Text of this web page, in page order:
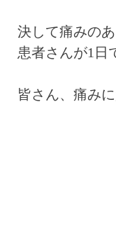
決して痛みの
患者さんが1日
皆さん、痛み